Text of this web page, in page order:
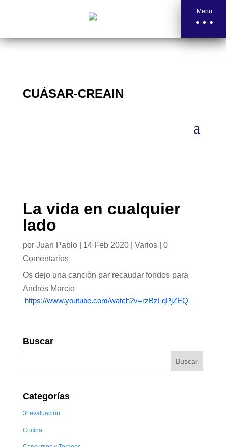
Menu
CUÁSAR-CREAIN
La vida en cualquier
lado
por Juan Pablo| 14 Feb 2020| Varios| 0
Comentarios
Os dejo una canciòn par recaudar fondos para
Andrès Marcio
https://www.youtube.com/watch?v=rzBzLqPjZEQ
Buscar
Categorías
3ª evaluación
Cocina